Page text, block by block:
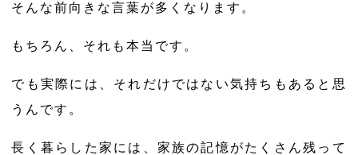
そんな前向きな言葉が多くなります。
もちろん、それも本当です。
でも実際には、それだけではない気持ちもあると思
うんです。
長く暮らした家には、家族の記憶がたくさん残って